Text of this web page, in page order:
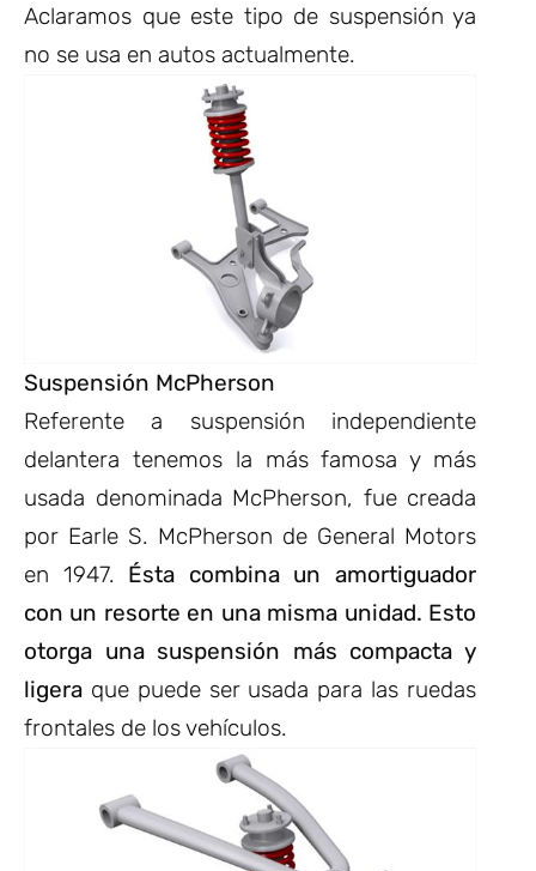
Aclaramos que este tipo de suspensión ya
no se usa en autos actualmente.
Suspensión McPherson
Referente a suspensión independiente
delantera tenemos la más famosa y más
usada denominada McPherson, fue creada
por Earle S. McPherson de General Motors
en 1947. Ésta combina un amortiguador
con un resorte en una misma unidad. Esto
otorga una suspensión más compacta y
ligera que puede ser usada para las ruedas
frontales de los vehículos.